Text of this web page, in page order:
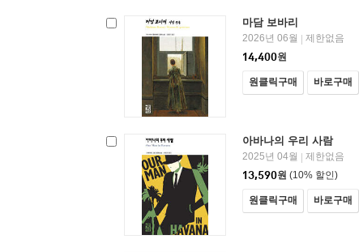
마담 보바리
2026년 06월
제한없음
14,400원
원클릭구매 바로구매
아바나의 우리 사람
2025년 04월
제한없음
13,590원 (10% 할인)
원클릭구매 바로구매